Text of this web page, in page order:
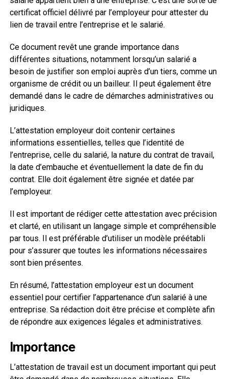
certificat officiel délivré par l’employeur pour attester du
lien de travail entre l’entreprise et le salarié.
Ce document revêt une grande importance dans
différentes situations, notamment lorsqu’un salarié a
besoin de justifier son emploi auprès d’un tiers, comme un
organisme de crédit ou un bailleur. Il peut également être
demandé dans le cadre de démarches administratives ou
juridiques.
L’attestation employeur doit contenir certaines
informations essentielles, telles que l’identité de
l’entreprise, celle du salarié, la nature du contrat de travail,
la date d’embauche et éventuellement la date de fin du
contrat. Elle doit également être signée et datée par
l’employeur.
Il est important de rédiger cette attestation avec précision
et clarté, en utilisant un langage simple et compréhensible
par tous. Il est préférable d’utiliser un modèle préétabli
pour s’assurer que toutes les informations nécessaires
sont bien présentes.
En résumé, l’attestation employeur est un document
essentiel pour certifier l’appartenance d’un salarié à une
entreprise. Sa rédaction doit être précise et complète afin
de répondre aux exigences légales et administratives.
Importance
L’attestation de travail est un document important qui peut